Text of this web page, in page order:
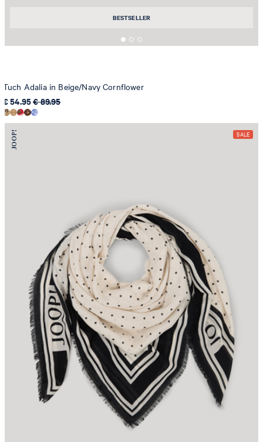
BESTSELLER
Tuch Adalia in Beige/Navy Cornflower
€ 54.95€ 89.95